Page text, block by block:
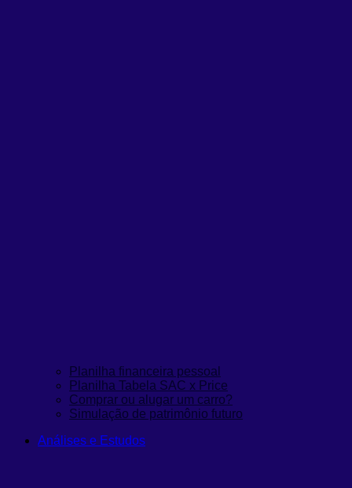
Planilha financeira pessoal
Planilha Tabela SAC x Price
Comprar ou alugar um carro?
Simulação de patrimônio futuro
Análises e Estudos